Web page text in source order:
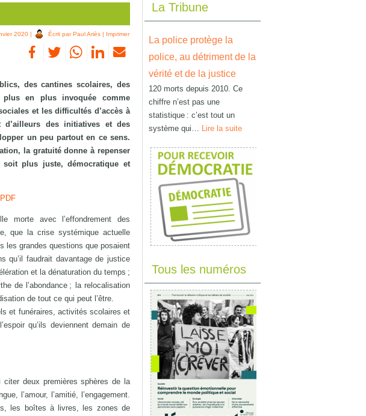
2020 | Écrit par Paul Ariès | Imprimer
des cantines scolaires, des
en plus invoquée comme
et les difficultés d’accès à
des initiatives et des
un peu partout en ce sens.
la gratuité donne à repenser
plus juste, démocratique et
morte avec l’effondrement des
que la crise systémique actuelle
les grandes questions que posaient
qu’il faudrait davantage de justice
et la dénaturation du temps ;
de l’abondance ; la relocalisation
de tout ce qui peut l’être.
et funéraires, activités scolaires et
qu’ils deviennent demain de
citer deux premières sphères de la
l’amour, l’amitié, l’engagement.
les boîtes à livres, les zones de
La Tribune
La police protège la
police, au détriment de la
vérité et de la justice
120 morts depuis 2010. Ce
chiffre n’est pas une
statistique : c’est tout un
système qui… Lire la suite
Tous les numéros